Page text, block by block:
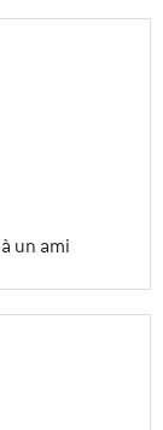
un ami